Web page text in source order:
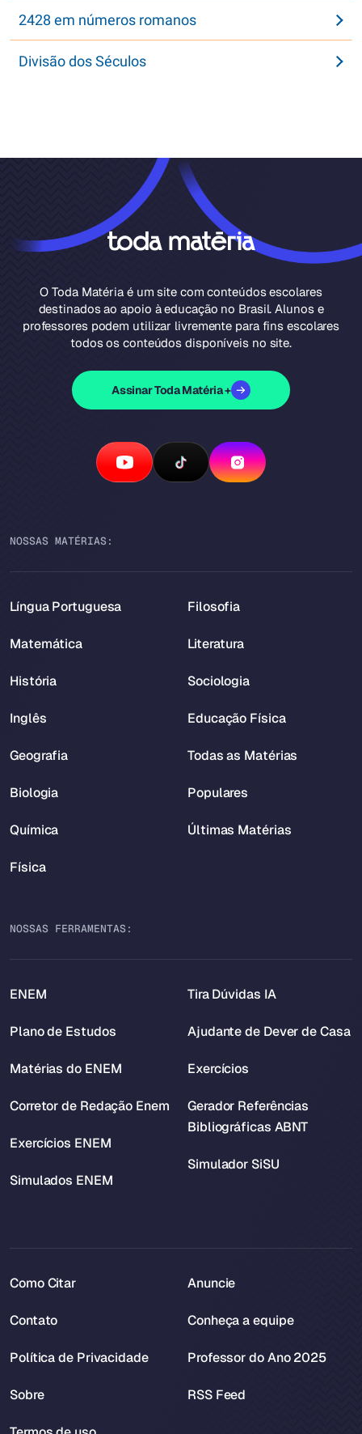
2428 em números romanos
Divisão dos Séculos
O Toda Matéria é um site com conteúdos escolares
destinados ao apoio à educação no Brasil. Alunos e
professores podem utilizar livremente para fins escolares
todos os conteúdos disponíveis no site.
Assinar Toda Matéria +
NOSSAS MATÉRIAS:
Língua Portuguesa
Matemática
História
Inglês
Geografia
Biologia
Química
Física
Filosofia
Literatura
Sociologia
Educação Física
Todas as Matérias
Populares
Últimas Matérias
NOSSAS FERRAMENTAS:
ENEM
Plano de Estudos
Matérias do ENEM
Corretor de Redação Enem
Exercícios ENEM
Simulados ENEM
Tira Dúvidas IA
Ajudante de Dever de Casa
Exercícios
Gerador Referências
Bibliográficas ABNT
Simulador SiSU
Como Citar
Contato
Política de Privacidade
Sobre
Anuncie
Conheça a equipe
Professor do Ano 2025
RSS Feed